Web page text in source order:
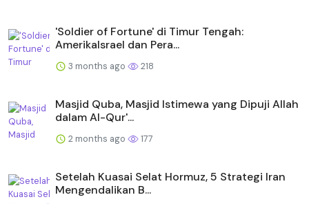
'Soldier of Fortune' di Timur Tengah:
AmerikaIsrael dan Pera...
3 months ago 218
Masjid Quba, Masjid Istimewa yang Dipuji Allah
dalam Al-Qur'...
2 months ago 177
Setelah Kuasai Selat Hormuz, 5 Strategi Iran
Mengendalikan B...